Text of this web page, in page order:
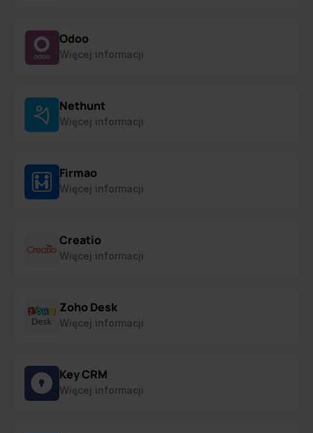
Odoo
Więcej informacji
Nethunt
Więcej informacji
Firmao
Więcej informacji
Creatio
Więcej informacji
Zoho Desk
Więcej informacji
Key CRM
Więcej informacji